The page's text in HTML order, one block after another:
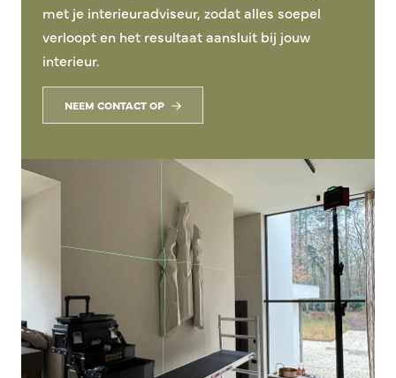
met je interieuradviseur, zodat alles soepel
verloopt en het resultaat aansluit bij jouw
interieur.
NEEM CONTACT OP